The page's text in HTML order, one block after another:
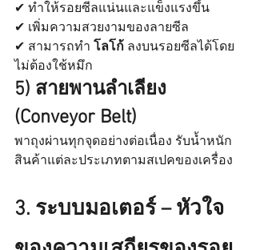
✔ ทำให้รอยซีลแน่นและแข็งแรงขึ้น
✔ เพิ่มความสวยงามของลายซีล
✔ สามารถทำ โลโก้ ลงบนรอยซีลได้โดย
ไม่ต้องใช้หมึก
5) สายพานลำเลียง
(Conveyor Belt)
พาถุงผ่านทุกจุดอย่างต่อเนื่อง รับน้ำหนัก
สินค้าแต่ละประเภทตามสเปคของเครื่อง
3. ระบบมอเตอร์ – หัวใจ